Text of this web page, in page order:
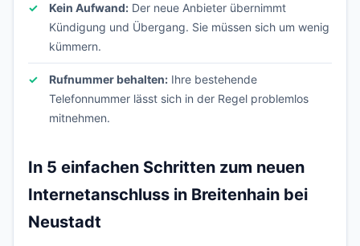
Kein Aufwand: Der neue Anbieter übernimmt
Kündigung und Übergang. Sie müssen sich um wenig
kümmern.
Rufnummer behalten: Ihre bestehende
Telefonnummer lässt sich in der Regel problemlos
mitnehmen.
In 5 einfachen Schritten zum neuen
Internetanschluss in Breitenhain bei
Neustadt